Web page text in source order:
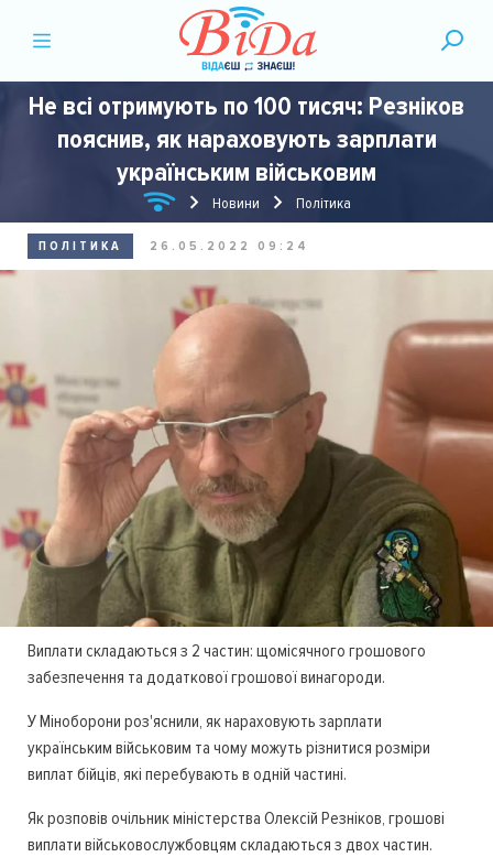
Не всі отримують по 100 тисяч: Резніков
пояснив, як нараховують зарплати
українським військовим
Новини Політика
ПОЛІТИКА 26.05.2022 09:24
Виплати складаються з 2 частин: щомісячного грошового
забезпечення та додаткової грошової винагороди.
У Міноборони роз'яснили, як нараховують зарплати
українським військовим та чому можуть різнитися розміри
виплат бійців, які перебувають в одній частині.
Як розповів очільник міністерства Олексій Резніков, грошові
виплати військовослужбовцям складаються з двох частин.